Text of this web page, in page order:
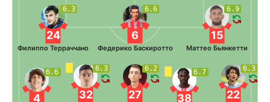
6.9
15
Маттео Бьянкетти
6.6
6
Федерико Баскиротто
6.3
24
Филиппо Терраччано
6.3
22
6.7
38
6.2
27
6.3
32
6.6
4